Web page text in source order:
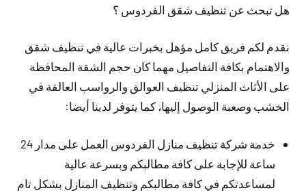
هل تبحث عن تنظيف شقق الفردوس ؟
نقدم لكم فريق كامل مؤهل بخبرات عالية في تنظيف شقق
والاهتمام بكافة التفاصيل مهما كان حجم الشقة المحافظة
على الأثاث المنزلي تنظيف العوالق والرواسب العالقة في
الخشب وصعبة الوصول إليها، كما يتوفر لدينا أيضا:
خدمة شركة تنظيف منازل الفردوس العمل على مدار 24
ساعة للإجابة على كافة مطالبكم وبسرعة عالية
لمساعدتكم في كافة مطالبكم وتنظيف المنازل بشكل تام